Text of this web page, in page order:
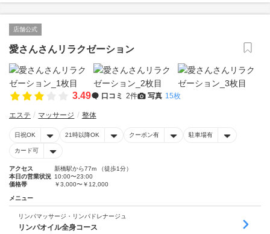
店舗公式
愛さんさんリラクゼーション
3.49 口コミ 2件 写真 15枚
エステ マッサージ 整体
日祝OK 21時以降OK クーポン有 駐車場有
カード可
アクセス
新橋駅から77m （徒歩1分）
本日の営業状況 10:00〜23:00
価格帯
￥3,000〜￥12,000
メニュー
リンパマッサージ・リンパドレナージュ
リンパオイル全身コース